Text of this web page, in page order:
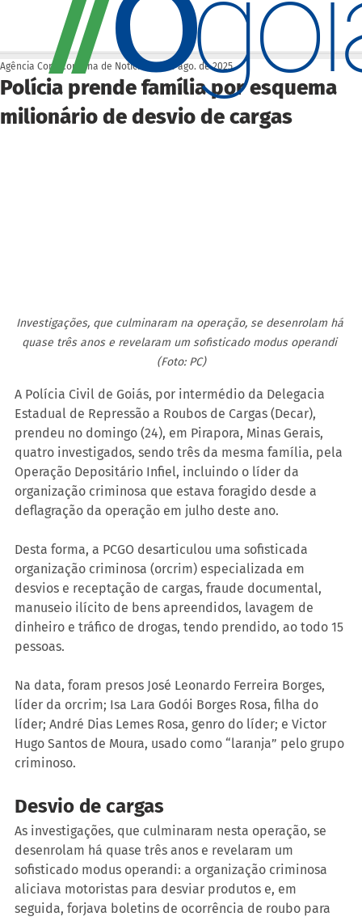
Polícia prende família por esquema
milionário de desvio de cargas
Agência Cora Coralina de Notícias 25 de ago. de 2025
Investigações, que culminaram na operação, se desenrolam há
quase três anos e revelaram um sofisticado modus operandi
(Foto: PC)
A Polícia Civil de Goiás, por intermédio da Delegacia
Estadual de Repressão a Roubos de Cargas (Decar),
prendeu no domingo (24), em Pirapora, Minas Gerais,
quatro investigados, sendo três da mesma família, pela
Operação Depositário Infiel, incluindo o líder da
organização criminosa que estava foragido desde a
deflagração da operação em julho deste ano.
Desta forma, a PCGO desarticulou uma sofisticada
organização criminosa (orcrim) especializada em
desvios e receptação de cargas, fraude documental,
manuseio ilícito de bens apreendidos, lavagem de
dinheiro e tráfico de drogas, tendo prendido, ao todo 15
pessoas.
Na data, foram presos José Leonardo Ferreira Borges,
líder da orcrim; Isa Lara Godói Borges Rosa, filha do
líder; André Dias Lemes Rosa, genro do líder; e Victor
Hugo Santos de Moura, usado como “laranja” pelo grupo
criminoso.
Desvio de cargas
As investigações, que culminaram nesta operação, se
desenrolam há quase três anos e revelaram um
sofisticado modus operandi: a organização criminosa
aliciava motoristas para desviar produtos e, em
seguida, forjava boletins de ocorrência de roubo para